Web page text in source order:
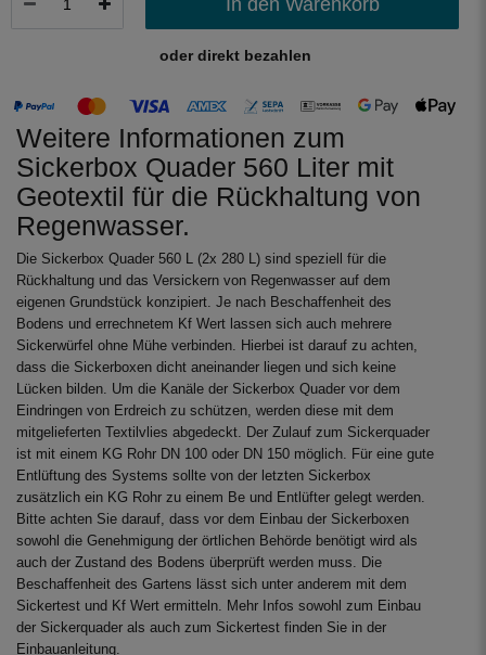
In den Warenkorb
oder direkt bezahlen
Weitere Informationen zum
Sickerbox Quader 560 Liter mit
Geotextil für die Rückhaltung von
Regenwasser.
Die Sickerbox Quader 560 L (2x 280 L) sind speziell für die
Rückhaltung und das Versickern von Regenwasser auf dem
eigenen Grundstück konzipiert. Je nach Beschaffenheit des
Bodens und errechnetem Kf Wert lassen sich auch mehrere
Sickerwürfel ohne Mühe verbinden. Hierbei ist darauf zu achten,
dass die Sickerboxen dicht aneinander liegen und sich keine
Lücken bilden. Um die Kanäle der Sickerbox Quader vor dem
Eindringen von Erdreich zu schützen, werden diese mit dem
mitgelieferten Textilvlies abgedeckt. Der Zulauf zum Sickerquader
ist mit einem KG Rohr DN 100 oder DN 150 möglich. Für eine gute
Entlüftung des Systems sollte von der letzten Sickerbox
zusätzlich ein KG Rohr zu einem Be und Entlüfter gelegt werden.
Bitte achten Sie darauf, dass vor dem Einbau der Sickerboxen
sowohl die Genehmigung der örtlichen Behörde benötigt wird als
auch der Zustand des Bodens überprüft werden muss. Die
Beschaffenheit des Gartens lässt sich unter anderem mit dem
Sickertest und Kf Wert ermitteln. Mehr Infos sowohl zum Einbau
der Sickerquader als auch zum Sickertest finden Sie in der
Einbauanleitung.